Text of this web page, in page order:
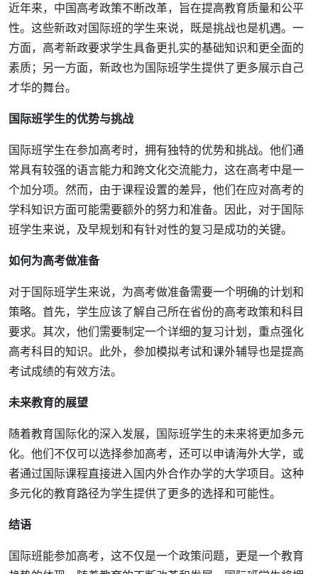
近年来，中国高考政策不断改革，旨在提高教育质量和公平
性。这些新政对国际班的学生来说，既是挑战也是机遇。一
方面，高考新政要求学生具备更扎实的基础知识和更全面的
素质；另一方面，新政也为国际班学生提供了更多展示自己
才华的舞台。
国际班学生的优势与挑战
国际班学生在参加高考时，拥有独特的优势和挑战。他们通
常具有较强的语言能力和跨文化交流能力，这在高考中是一
个加分项。然而，由于课程设置的差异，他们在应对高考的
学科知识方面可能需要额外的努力和准备。因此，对于国际
班学生来说，及早规划和有针对性的复习是成功的关键。
如何为高考做准备
对于国际班学生来说，为高考做准备需要一个明确的计划和
策略。首先，学生应该了解自己所在省份的高考政策和科目
要求。其次，他们需要制定一个详细的复习计划，重点强化
高考科目的知识。此外，参加模拟考试和课外辅导也是提高
考试成绩的有效方法。
未来教育的展望
随着教育国际化的深入发展，国际班学生的未来将更加多元
化。他们不仅可以选择参加高考，还可以申请海外大学，或
者通过国际课程直接进入国内外合作办学的大学项目。这种
多元化的教育路径为学生提供了更多的选择和可能性。
结语
国际班能参加高考，这不仅是一个政策问题，更是一个教育